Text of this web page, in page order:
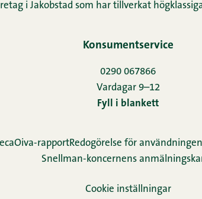
i Jakobstad som har tillverkat
Konsumentservice
0290 067866
Vardagar 9–12
Fyll i blankett
Oiva-rapportRedogörelse för
Snellman-koncernens
Cookie inställningar